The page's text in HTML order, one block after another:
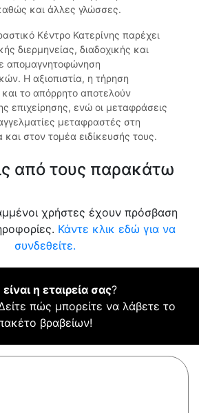
και άλλες γλώσσες.
Κέντρο Κατερίνης παρέχει
διερμηνείας, διαδοχικής και
απομαγνητοφώνηση
Η αξιοπιστία, η τήρηση
το απόρρητο αποτελούν
επιχείρησης, ενώ οι μεταφράσεις
μεταφραστές στη
στον τομέα ειδίκευσής τους.
από τους παρακάτω
χρήστες έχουν πρόσβαση
Κάντε κλικ εδώ για να
συνδεθείτε.
η εταιρεία σας?
πώς μπορείτε να λάβετε το
βραβείων!